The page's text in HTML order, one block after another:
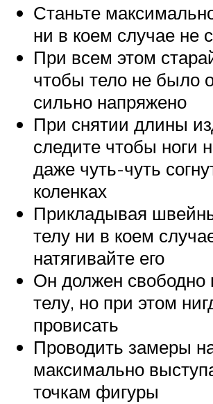
Станьте
ни в коем случае не
При всем этом
чтобы тело не было
сильно напряжено
При снятии длины
следите чтобы ноги
даже чуть-чуть
коленках
Прикладывая
телу ни в коем
натягивайте его
Он должен свободно
телу, но при этом
провисать
Проводить замеры
максимально
точкам фигуры